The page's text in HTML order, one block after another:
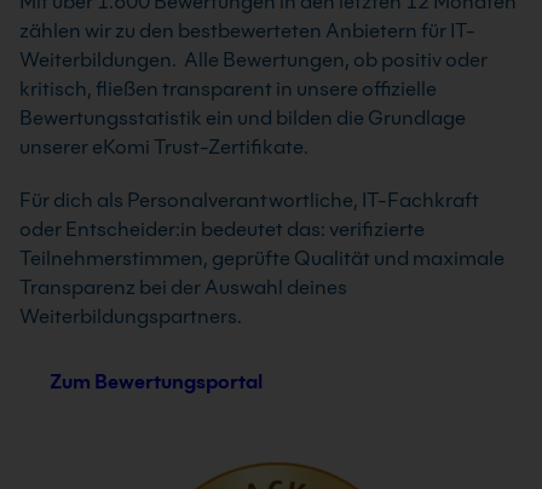
zählen wir zu den bestbewerteten Anbietern für IT-
Weiterbildungen. Alle Bewertungen, ob positiv oder
kritisch, fließen transparent in unsere offizielle
Bewertungsstatistik ein und bilden die Grundlage
unserer eKomi Trust-Zertifikate.
Für dich als Personalverantwortliche, IT-Fachkraft
oder Entscheider:in bedeutet das: verifizierte
Teilnehmerstimmen, geprüfte Qualität und maximale
Transparenz bei der Auswahl deines
Weiterbildungspartners.
Zum Bewertungsportal